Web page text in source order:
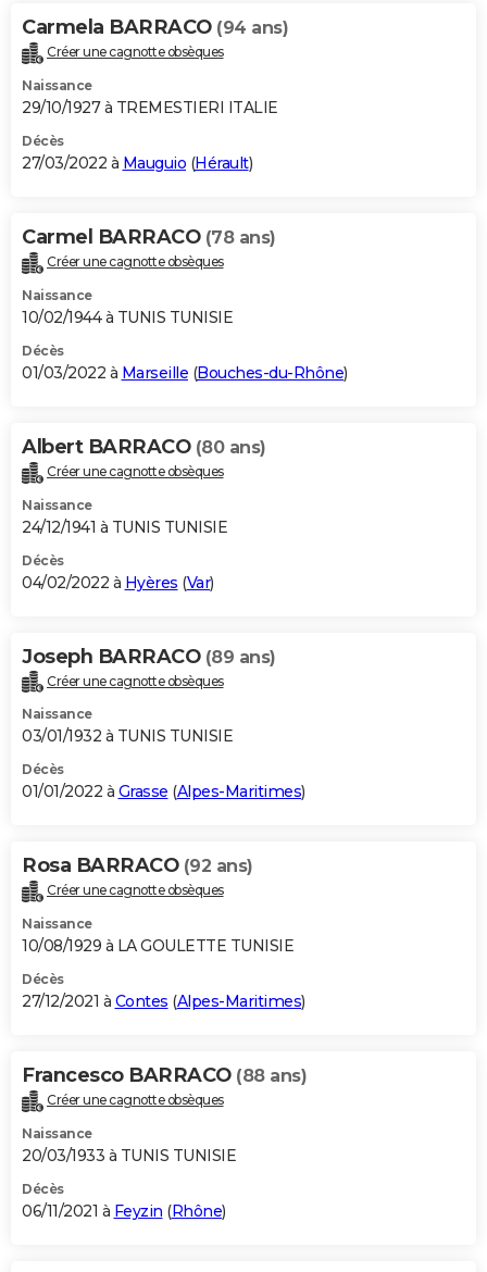
Carmela BARRACO (94 ans)
Créer une cagnotte obsèques
Naissance
29/10/1927 à TREMESTIERI ITALIE
Décès
27/03/2022 à Mauguio (Hérault)
Carmel BARRACO (78 ans)
Créer une cagnotte obsèques
Naissance
10/02/1944 à TUNIS TUNISIE
Décès
01/03/2022 à Marseille (Bouches-du-Rhône)
Albert BARRACO (80 ans)
Créer une cagnotte obsèques
Naissance
24/12/1941 à TUNIS TUNISIE
Décès
04/02/2022 à Hyères (Var)
Joseph BARRACO (89 ans)
Créer une cagnotte obsèques
Naissance
03/01/1932 à TUNIS TUNISIE
Décès
01/01/2022 à Grasse (Alpes-Maritimes)
Rosa BARRACO (92 ans)
Créer une cagnotte obsèques
Naissance
10/08/1929 à LA GOULETTE TUNISIE
Décès
27/12/2021 à Contes (Alpes-Maritimes)
Francesco BARRACO (88 ans)
Créer une cagnotte obsèques
Naissance
20/03/1933 à TUNIS TUNISIE
Décès
06/11/2021 à Feyzin (Rhône)